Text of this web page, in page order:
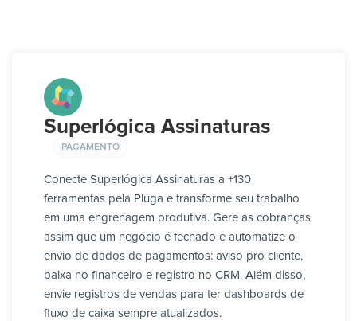
Superlógica Assinaturas
PAGAMENTO
Conecte Superlógica Assinaturas a +130
ferramentas pela Pluga e transforme seu trabalho
em uma engrenagem produtiva. Gere as cobranças
assim que um negócio é fechado e automatize o
envio de dados de pagamentos: aviso pro cliente,
baixa no financeiro e registro no CRM. Além disso,
envie registros de vendas para ter dashboards de
fluxo de caixa sempre atualizados.